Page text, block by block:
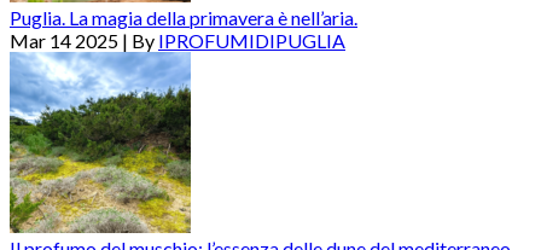
Puglia. La magia della primavera è nell’aria.
Mar 14 2025 | By IPROFUMIDIPUGLIA